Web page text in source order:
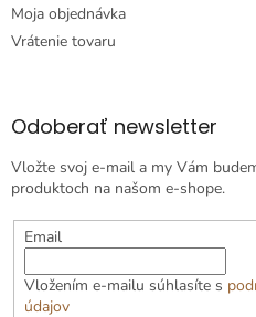
Moja objednávka
Vrátenie tovaru
Odoberať newsletter
Vložte svoj e-mail a my Vám
produktoch na našom e-shope.
Email
Vložením e-mailu súhlasíte s
údajov